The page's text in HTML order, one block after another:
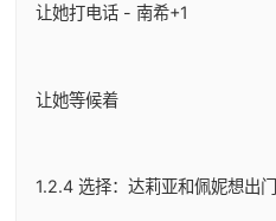
让她打电话 - 南希+1
让她等候着
1.2.4 选择：达莉亚和佩妮想出门